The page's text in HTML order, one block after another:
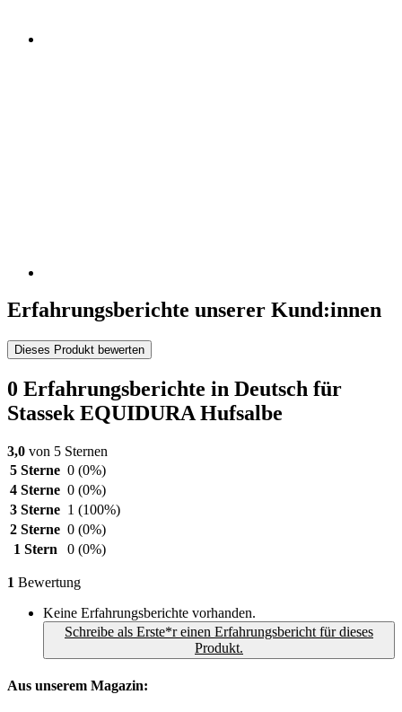
Erfahrungsberichte unserer Kund:innen
Dieses Produkt bewerten
0 Erfahrungsberichte in Deutsch für
Stassek EQUIDURA Hufsalbe
3,0 von 5 Sternen
5 Sterne 0 (0%)
4 Sterne 0 (0%)
3 Sterne 1 (100%)
2 Sterne 0 (0%)
1 Stern
0 (0%)
1 Bewertung
Keine Erfahrungsberichte vorhanden.
Schreibe als Erste*r einen Erfahrungsbericht für dieses
Produkt.
Aus unserem Magazin: